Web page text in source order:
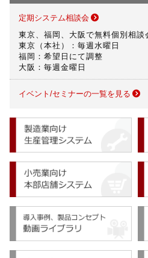
定期システム相談会
東京、福岡、大阪で無料個別相談
東京（本社）：毎週水曜日
福岡：希望日にて調整
大阪：毎週金曜日
イベント/セミナーの一覧を見る